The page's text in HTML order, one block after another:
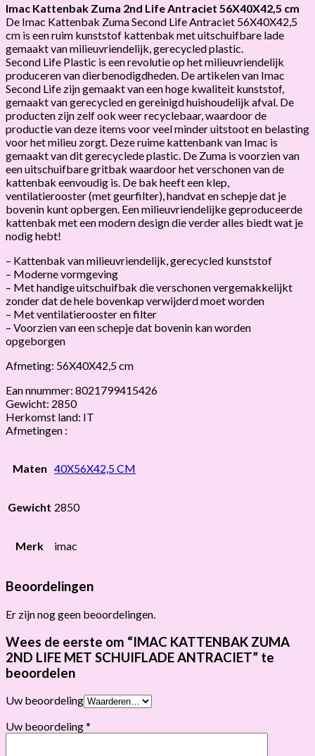
Imac Kattenbak Zuma 2nd Life Antraciet 56X40X42,5 cm
De Imac Kattenbak Zuma Second Life Antraciet 56X40X42,5
cm is een ruim kunststof kattenbak met uitschuifbare lade
gemaakt van milieuvriendelijk, gerecycled plastic.
Second Life Plastic is een revolutie op het milieuvriendelijk
produceren van dierbenodigdheden. De artikelen van Imac
Second Life zijn gemaakt van een hoge kwaliteit kunststof,
gemaakt van gerecycled en gereinigd huishoudelijk afval. De
producten zijn zelf ook weer recyclebaar, waardoor de
productie van deze items voor veel minder uitstoot en belasting
voor het milieu zorgt. Deze ruime kattenbank van Imac is
gemaakt van dit gerecyclede plastic. De Zuma is voorzien van
een uitschuifbare gritbak waardoor het verschonen van de
kattenbak eenvoudig is. De bak heeft een klep,
ventilatierooster (met geurfilter), handvat en schepje dat je
bovenin kunt opbergen. Een milieuvriendelijke geproduceerde
kattenbak met een modern design die verder alles biedt wat je
nodig hebt!
– Kattenbak van milieuvriendelijk, gerecycled kunststof
– Moderne vormgeving
– Met handige uitschuifbak die verschonen vergemakkelijkt
zonder dat de hele bovenkap verwijderd moet worden
– Met ventilatierooster en filter
– Voorzien van een schepje dat bovenin kan worden
opgeborgen
Afmeting: 56X40X42,5 cm
Ean nnummer: 8021799415426
Gewicht: 2850
Herkomst land: IT
Afmetingen :
Maten 40X56X42,5 CM
Gewicht 2850
Merk imac
Beoordelingen
Er zijn nog geen beoordelingen.
Wees de eerste om “IMAC KATTENBAK ZUMA
2ND LIFE MET SCHUIFLADE ANTRACIET” te
beoordelen
Uw beoordeling
Uw beoordeling*